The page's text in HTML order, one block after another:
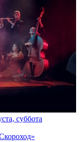
суббота